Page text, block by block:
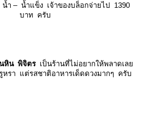
ำ – น้ำแข็ง เจ้าของบล็อกจ่ายไป 1390
บาท ครับ
นหิน พิจิตรเป็นร้านที่ไม่อยากให้พลาดเล
หรา แต่รสชาติอาหารเด็ดดวงมากๆ ครับ